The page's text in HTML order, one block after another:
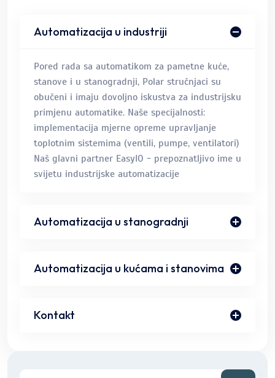
Automatizacija u industriji
Pored rada sa automatikom za pametne kuće,
stanove i u stanogradnji, Polar stručnjaci su
obučeni i imaju dovoljno iskustva za industrijsku
primjenu automatike. Naše specijalnosti:
implementacija mjerne opreme upravljanje
toplotnim sistemima (ventili, pumpe, ventilatori)
Naš glavni partner EasyIO - prepoznatljivo ime u
svijetu industrijske automatizacije
Automatizacija u stanogradnji
Automatizacija u kućama i stanovima
Kontakt